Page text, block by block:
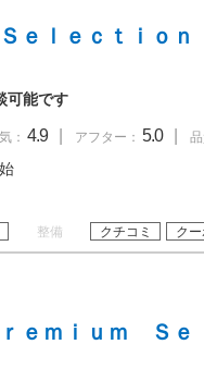
ｅｌｅｃｔｉｏ
可能です
： 4.9 アフター： 5.0
整備 クチコミ ク
ｅｍｉｕｍ Ｓｅ